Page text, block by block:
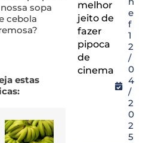
sopa
cebola
estas
melhor
jeito de
fazer
pipoca
de
cinema
e
f
1
2
/
0
4
/
2
0
2
5